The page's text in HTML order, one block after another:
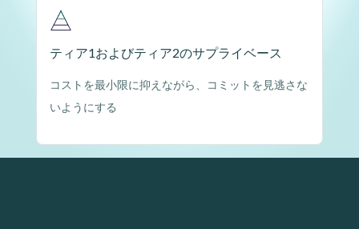
ティア1およびティア2のサプライベース
コストを最小限に抑えながら、コミットを見逃さな
いようにする